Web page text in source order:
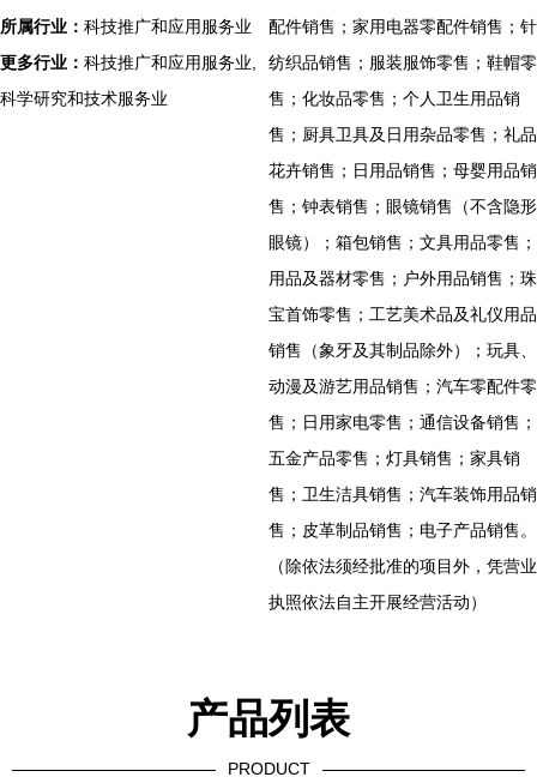
所属行业： 科技推广和应用服务业
更多行业： 科技推广和应用服务业,
科学研究和技术服务业
配件销售；家用电器零配件销售；针
纺织品销售；服装服饰零售；鞋帽零
售；化妆品零售；个人卫生用品销
售；厨具卫具及日用杂品零售；礼品
花卉销售；日用品销售；母婴用品销
售；钟表销售；眼镜销售（不含隐形
眼镜）；箱包销售；文具用品零售；
用品及器材零售；户外用品销售；珠
宝首饰零售；工艺美术品及礼仪用品
销售（象牙及其制品除外）；玩具、
动漫及游艺用品销售；汽车零配件零
售；日用家电零售；通信设备销售；
五金产品零售；灯具销售；家具销
售；卫生洁具销售；汽车装饰用品销
售；皮革制品销售；电子产品销售。
（除依法须经批准的项目外，凭营业
执照依法自主开展经营活动）
产品列表
PRODUCT